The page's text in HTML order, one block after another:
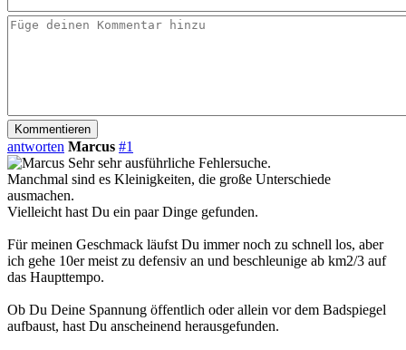
antworten Marcus #1
Sehr sehr ausführliche Fehlersuche.
Manchmal sind es Kleinigkeiten, die große Unterschiede
ausmachen.
Vielleicht hast Du ein paar Dinge gefunden.
Für meinen Geschmack läufst Du immer noch zu schnell los, aber
ich gehe 10er meist zu defensiv an und beschleunige ab km2/3 auf
das Haupttempo.
Ob Du Deine Spannung öffentlich oder allein vor dem Badspiegel
aufbaust, hast Du anscheinend herausgefunden.